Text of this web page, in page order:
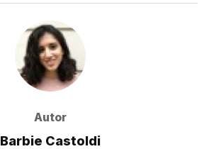
Autor
Barbie Castoldi